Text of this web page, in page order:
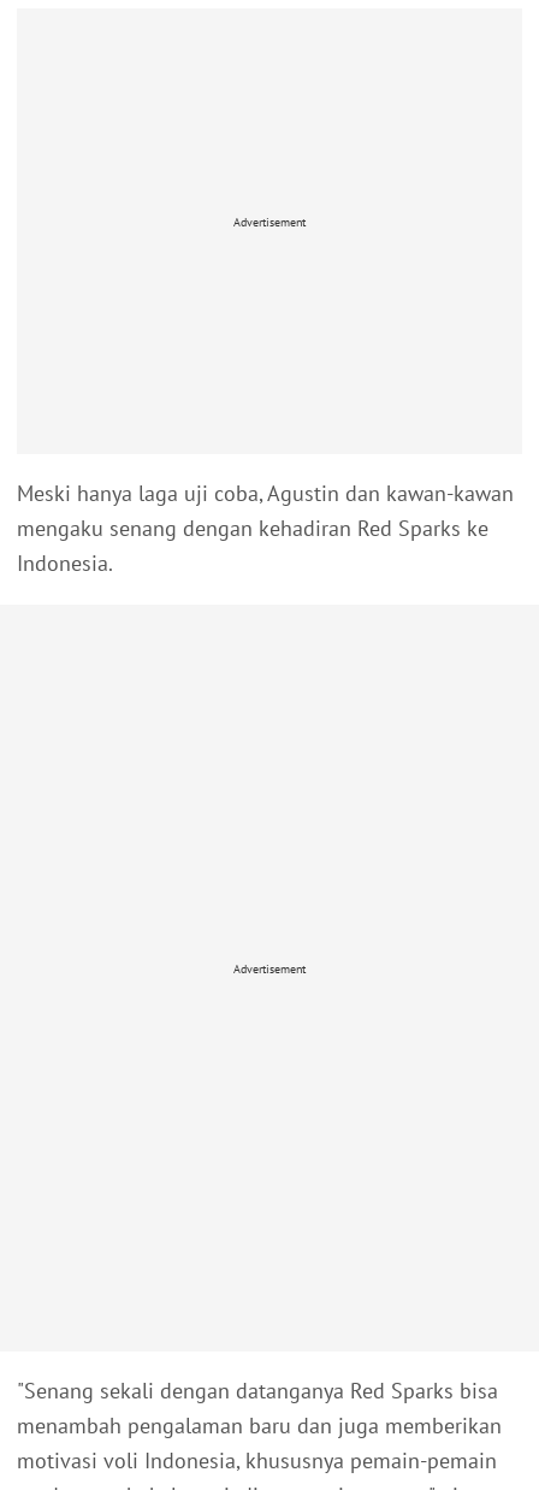
Advertisement
Meski hanya laga uji coba, Agustin dan kawan-kawan
mengaku senang dengan kehadiran Red Sparks ke
Indonesia.
Advertisement
"Senang sekali dengan datanganya Red Sparks bisa
menambah pengalaman baru dan juga memberikan
motivasi voli Indonesia, khususnya pemain-pemain